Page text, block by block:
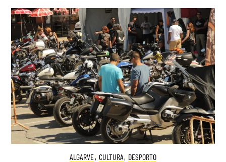
ALGARVE, CULTURA, DESPORTO